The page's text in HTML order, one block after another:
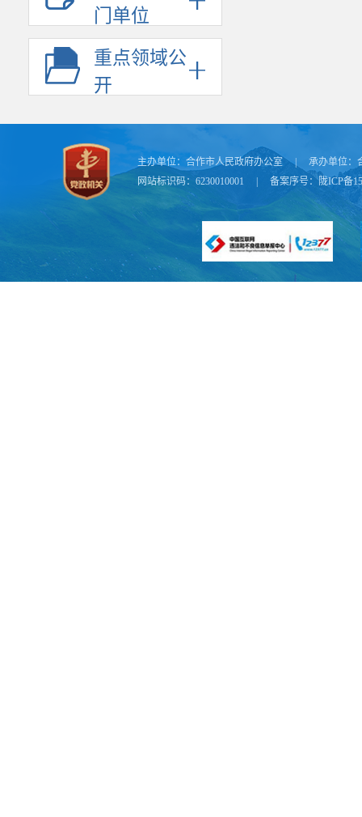
门单位
重点领域公
开
主办单位： 合作市人民政府办公室 承办单位：
网站标识码：6230010001
备案序号：陇ICP备